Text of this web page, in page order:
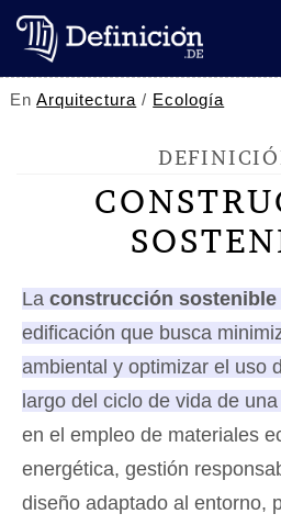
EnArquitectura / Ecología
La construcción sostenible
edificación que busca
ambiental y optimizar el uso
largo del ciclo de vida de
en el empleo de materiales
energética, gestión
diseño adaptado al entorno,